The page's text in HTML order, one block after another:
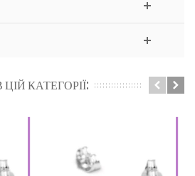
КАТЕГОРІЇ: